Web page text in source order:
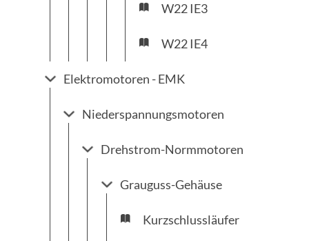
W22 IE3
W22 IE4
Elektromotoren - EMK
Niederspannungsmotoren
Drehstrom-Normmotoren
Grauguss-Gehäuse
Kurzschlussläufer